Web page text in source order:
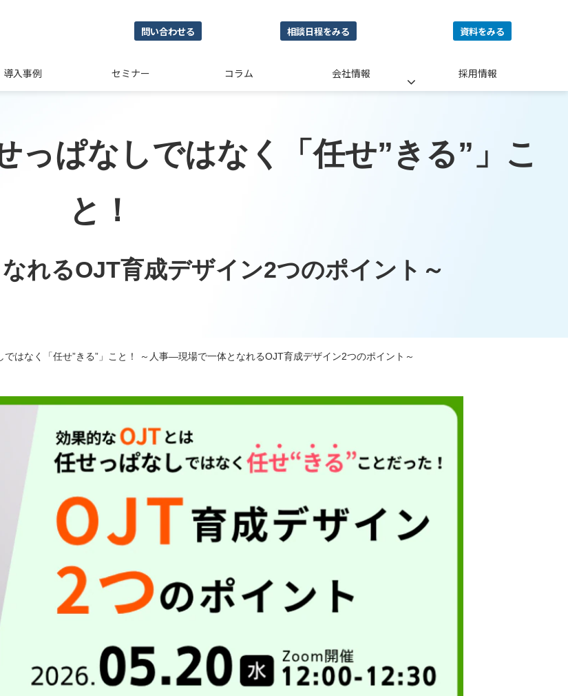
問い合わせる 相談日程をみる 資料をみる
導入事例 セミナー コラム 会社情報 採用情報
っぱなしではなく「任せ”きる”」こ
と！
れるOJT育成デザイン2つのポイント～
ではなく「任せ”きる”」こと！ ～人事―現場で一体となれるOJT育成デザイン2つのポイント～